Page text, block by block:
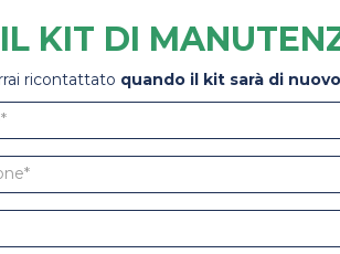
KIT DI
ricontattato quando il kit sarà di